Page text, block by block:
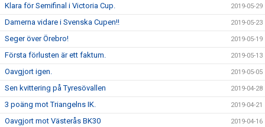
Klara för Semifinal i Victoria Cup. 2019-05-29
Damerna vidare i Svenska Cupen!! 2019-05-23
Seger över Örebro! 2019-05-19
Första förlusten är ett faktum. 2019-05-13
Oavgjort igen. 2019-05-05
Sen kvittering på Tyresövallen 2019-04-28
3 poäng mot Triangelns IK. 2019-04-21
Oavgjort mot Västerås BK30 2019-04-16